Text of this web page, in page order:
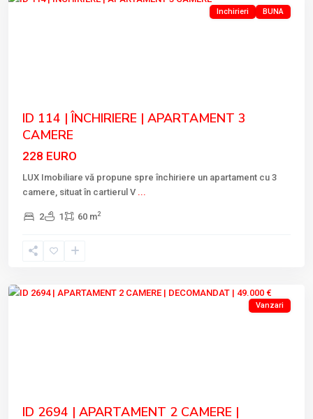
Inchirieri BUNA
ID 114 | ÎNCHIRIERE | APARTAMENT 3
CAMERE
228 EURO
LUX Imobiliare vă propune spre închiriere un apartament cu 3
camere, situat în cartierul V ...
2 1 60 m2
VEST
Vanzari
ID 2694 | APARTAMENT 2 CAMERE |